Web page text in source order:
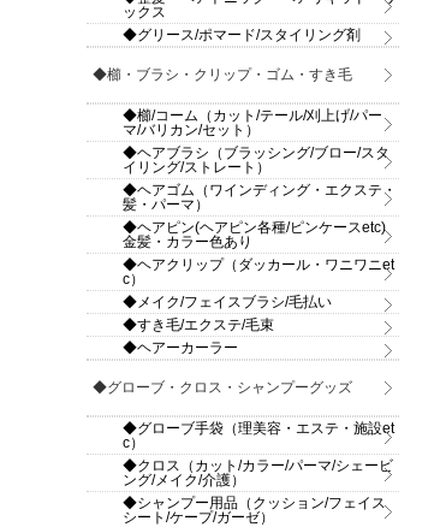
ックス
◆グリース/ポマード/スタイリング剤
◆櫛・ブラシ・クリップ・ゴム・すき毛
◆櫛/コーム（カット/テール/刈上げ/パー
マ/バリカン/セット）
◆ヘアブラシ（ブラッシング/ブロー/スタ
イリング/ストレート）
◆ヘアゴム（ワインディング・エクステ・
髪・パーマ）
◆ヘアピン(ヘアピン各種/ピンケースetc)
金髪・カラー色あり
◆ヘアクリップ（ダッカール・ワニワニet
c）
◆メイク/フェイスブラシ/毛払い
◆すき毛/エクステ/毛束
◆ヘアーカーラー
◆グローブ・クロス・シャンプーグッズ
◆グローブ手袋（理美容・エステ・施設et
c）
◆クロス（カット/カラー/パーマ/シェービ
ング/メイク/介護）
◆シャンプー用品（クッション/フェイス
シート/ケープ/ガーゼ）